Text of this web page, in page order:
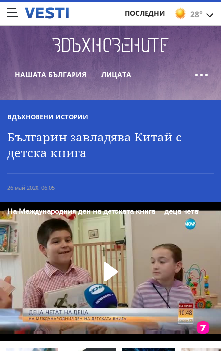
НАШАТА БЪЛГАРИЯ ЛИЦАТА
28°
ПОСЛЕДНИ
ВДЪХНОВЕНИ ИСТОРИИ
Българин завладява Китай с
детска книга
26 май 2020, 06:05